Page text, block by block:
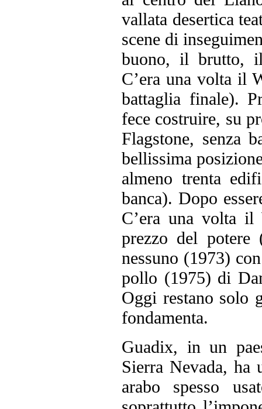
vallata desertica
scene di
buono, il brutto,
C’era una volta il
battaglia finale).
fece costruire, su
Flagstone, senza
bellissima
almeno trenta
banca). Dopo
C’era una volta
prezzo del
nessuno (1973)
pollo (1975) di
Oggi restano solo
fondamenta.
Guadix, in un
Sierra Nevada, ha
arabo spesso